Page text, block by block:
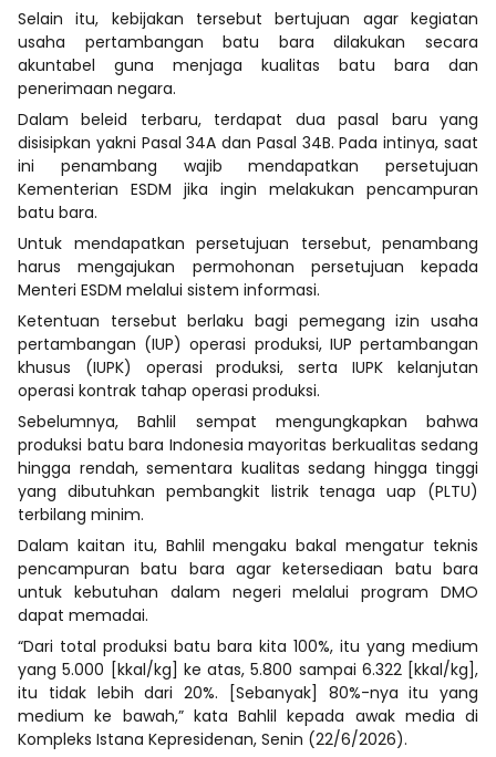
Selain itu, kebijakan tersebut bertujuan agar kegiatan
usaha pertambangan batu bara dilakukan secara
akuntabel guna menjaga kualitas batu bara dan
penerimaan negara.
Dalam beleid terbaru, terdapat dua pasal baru yang
disisipkan yakni Pasal 34A dan Pasal 34B. Pada intinya, saat
ini penambang wajib mendapatkan persetujuan
Kementerian ESDM jika ingin melakukan pencampuran
batu bara.
Untuk mendapatkan persetujuan tersebut, penambang
harus mengajukan permohonan persetujuan kepada
Menteri ESDM melalui sistem informasi.
Ketentuan tersebut berlaku bagi pemegang izin usaha
pertambangan (IUP) operasi produksi, IUP pertambangan
khusus (IUPK) operasi produksi, serta IUPK kelanjutan
operasi kontrak tahap operasi produksi.
Sebelumnya, Bahlil sempat mengungkapkan bahwa
produksi batu bara Indonesia mayoritas berkualitas sedang
hingga rendah, sementara kualitas sedang hingga tinggi
yang dibutuhkan pembangkit listrik tenaga uap (PLTU)
terbilang minim.
Dalam kaitan itu, Bahlil mengaku bakal mengatur teknis
pencampuran batu bara agar ketersediaan batu bara
untuk kebutuhan dalam negeri melalui program DMO
dapat memadai.
“Dari total produksi batu bara kita 100%, itu yang medium
yang 5.000 [kkal/kg] ke atas, 5.800 sampai 6.322 [kkal/kg],
itu tidak lebih dari 20%. [Sebanyak] 80%-nya itu yang
medium ke bawah,” kata Bahlil kepada awak media di
Kompleks Istana Kepresidenan, Senin (22/6/2026).